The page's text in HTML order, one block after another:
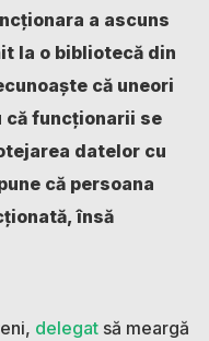
a ascuns
la o bibliotecă din
că uneori
că funcționarii se
datelor cu
că persoana
însă
delegat să meargă